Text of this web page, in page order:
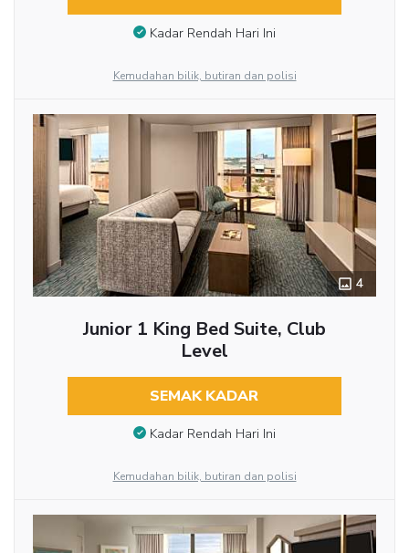
Kadar Rendah Hari Ini
Kemudahan bilik, butiran dan polisi
4
Junior 1 King Bed Suite, Club
Level
SEMAK KADAR
Kadar Rendah Hari Ini
Kemudahan bilik, butiran dan polisi